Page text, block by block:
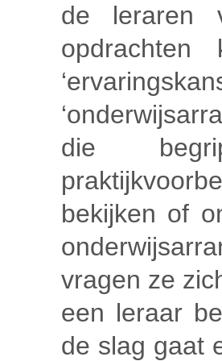
de leraren
opdrachten
die
bekijken of
vragen ze
een leraar
de slag gaat